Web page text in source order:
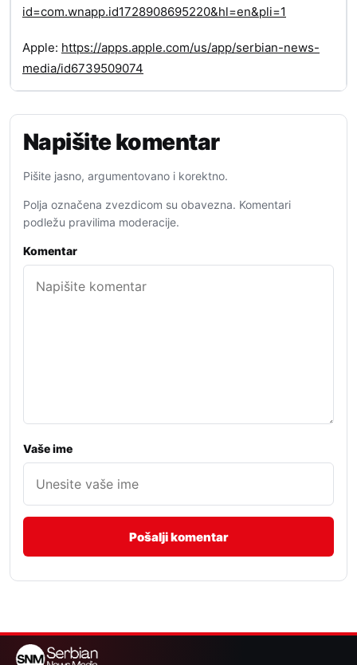
id=com.wnapp.id1728908695220&hl=en&pli=1
Apple: https://apps.apple.com/us/app/serbian-news-
media/id6739509074
Napišite komentar
Pišite jasno, argumentovano i korektno.
Polja označena zvezdicom su obavezna. Komentari
podležu pravilima moderacije.
Komentar
Vaše ime